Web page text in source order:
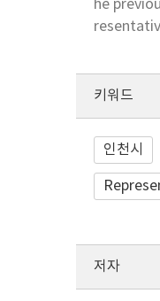
he
키워드
인천시
저자